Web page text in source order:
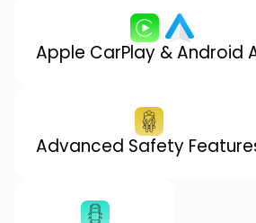
Apple CarPlay & Android
Advanced Safety